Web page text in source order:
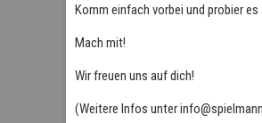
Komm einfach vorbei und probier es
Mach mit!
Wir freuen uns auf dich!
(Weitere Infos unter